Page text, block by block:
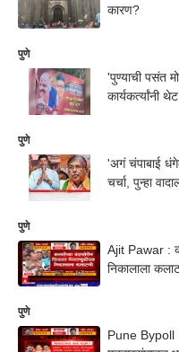
कारण?
पुणे
'पुण्याची पसंत
कार्यकर्त्यांनी
पुणे
'अगं चंपाबाई
चर्चा, पुन्हा
पुणे
Ajit Pawar :
निकालाला
पुणे
Pune Bypoll